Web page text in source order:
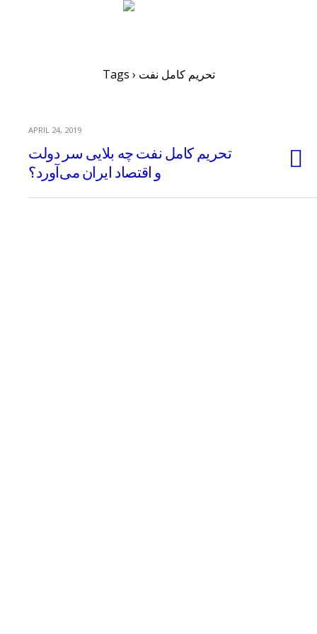
Tags › تحریم کامل نفت
APRIL 24, 2019
تحریم کامل نفت چه بلایی سر دولت
و اقتصاد ایران می‌آورد؟